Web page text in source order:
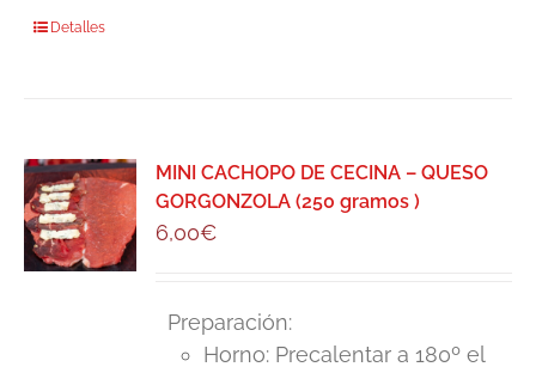
Este
variantes.
Las
opciones
se
Detalles
MINI CACHOPO DE CECINA – QUESO
GORGONZOLA (250 gramos )
6,00€
Preparación:
Horno: Precalentar a 180º el